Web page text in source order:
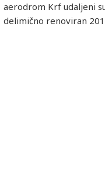
aerodrom Krf udaljeni
delimično renoviran